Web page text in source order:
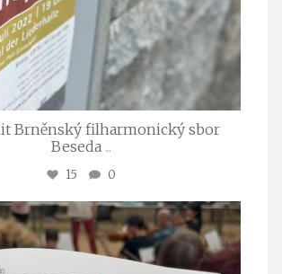
Brněnský filharmonický sbor
Beseda ...
15 0
stuttgarter_oratorienchor
Juli 23